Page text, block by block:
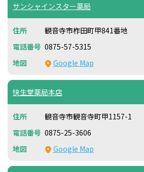
サンシャインスター薬局
観音寺市柞田町甲841番地
0875-57-5315
Google Map
快生堂薬局本店
観音寺市観音寺町甲1157-1
0875-25-3606
Google Map